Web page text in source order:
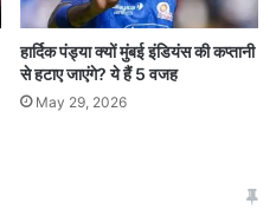
हार्दिक पंड्या क्यों मुंबई इंडियंस की कप्तानी
से हटाए जाएंगे? ये हैं 5 वजह
May 29, 2026